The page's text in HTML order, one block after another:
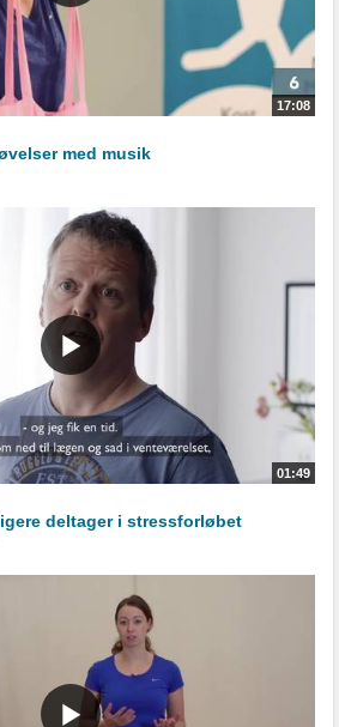
17:08
med musik
01:49
deltager i stressforløbet